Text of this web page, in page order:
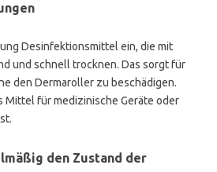
Desinfektionsmittel ein, die mit
und schnell trocknen. Das sorgt für
den Dermaroller zu beschädigen.
Mittel für medizinische Geräte oder
den Zustand der